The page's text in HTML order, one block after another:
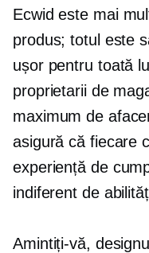
Ecwid este mai
produs; totul este
ușor pentru toată
proprietarii de
maximum de
asigură că fiecare
experiență de
indiferent de
Amintiți-vă,